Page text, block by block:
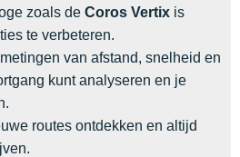
zoals de Coros Vertix is
te verbeteren.
van afstand, snelheid en
kunt analyseren en je
routes ontdekken en altijd